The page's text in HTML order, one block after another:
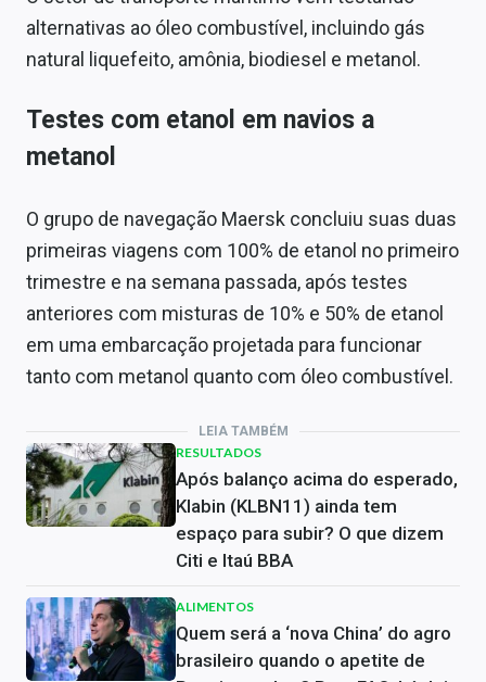
alternativas ao óleo combustível, incluindo gás
natural liquefeito, amônia, biodiesel e metanol.
Testes com etanol em navios a
metanol
O grupo de navegação Maersk concluiu suas duas
primeiras viagens com 100% de etanol no primeiro
trimestre e na semana passada, após testes
anteriores com misturas de 10% e 50% de etanol
em uma embarcação projetada para funcionar
tanto com metanol quanto com óleo combustível.
LEIA TAMBÉM
RESULTADOS
Após balanço acima do esperado,
Klabin (KLBN11) ainda tem
espaço para subir? O que dizem
Citi e Itaú BBA
ALIMENTOS
Quem será a ‘nova China’ do agro
brasileiro quando o apetite de